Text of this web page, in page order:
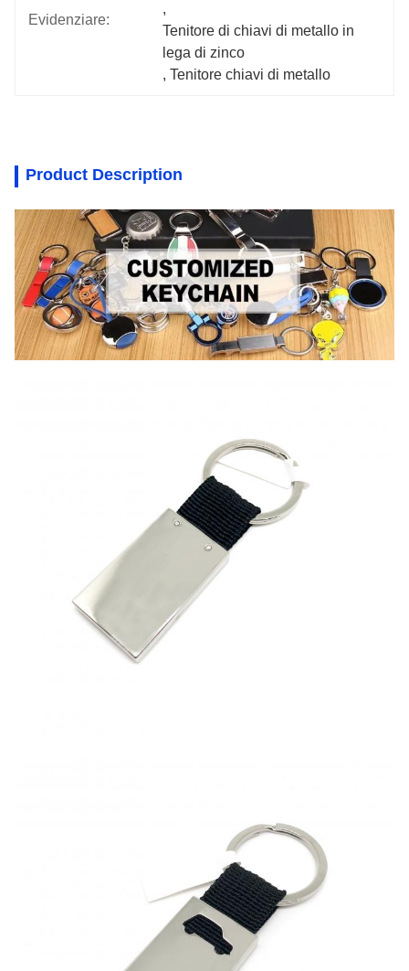
Evidenziare:
,
Tenitore di chiavi di metallo in
lega di zinco
, Tenitore chiavi di metallo
Product Description